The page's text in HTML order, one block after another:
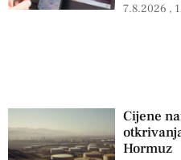
7.8.2026
Cijene
Hormuz